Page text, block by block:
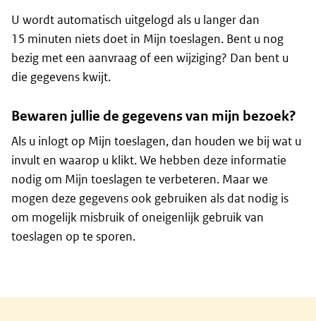
U wordt automatisch uitgelogd als u langer dan
15 minuten niets doet in Mijn toeslagen. Bent u nog
bezig met een aanvraag of een wijziging? Dan bent u
die gegevens kwijt.
Bewaren jullie de gegevens van mijn bezoek?
Als u inlogt op Mijn toeslagen, dan houden we bij wat u
invult en waarop u klikt. We hebben deze informatie
nodig om Mijn toeslagen te verbeteren. Maar we
mogen deze gegevens ook gebruiken als dat nodig is
om mogelijk misbruik of oneigenlijk gebruik van
toeslagen op te sporen.